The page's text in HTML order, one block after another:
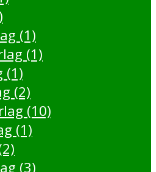
(1)
(1)
(1)
(2)
(10)
(1)
(3)